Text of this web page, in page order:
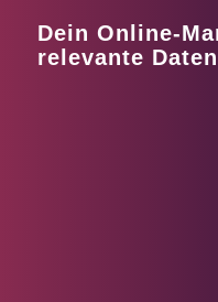
Dein Online-
relevante